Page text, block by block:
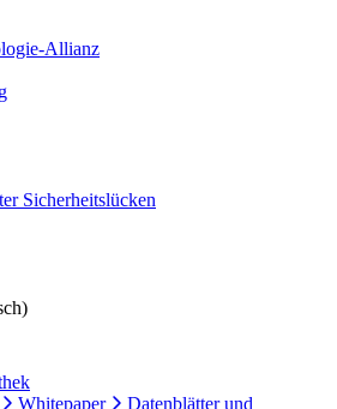
Allianz
Sicherheitslücken
Whitepaper
Datenblätter und